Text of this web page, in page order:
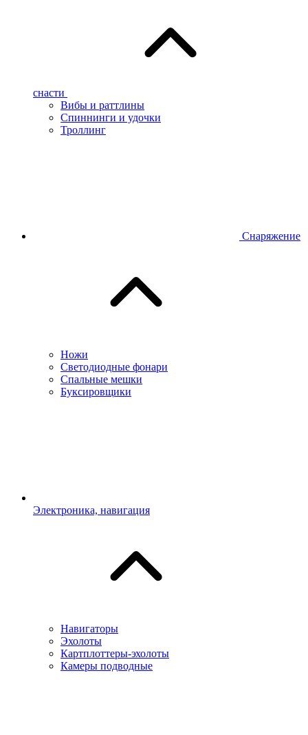
снасти
Вибы и раттлины
Спиннинги и удочки
Троллинг
Снаряжение
Ножи
Светодиодные фонари
Спальные мешки
Буксировщики
Электроника, навигация
Навигаторы
Эхолоты
Картплоттеры-эхолоты
Камеры подводные